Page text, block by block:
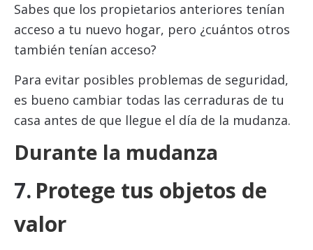
Sabes que los propietarios anteriores tenían
acceso a tu nuevo hogar, pero ¿cuántos otros
también tenían acceso?
Para evitar posibles problemas de seguridad,
es bueno cambiar todas las cerraduras de tu
casa antes de que llegue el día de la mudanza.
Durante la mudanza
7. Protege tus objetos de
valor